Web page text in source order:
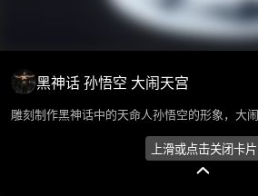
黑神话 孙悟空 大闹天宫
上滑或点击关闭卡片